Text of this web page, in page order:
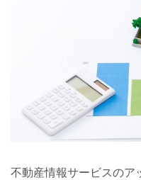
不動産情報サービスのア